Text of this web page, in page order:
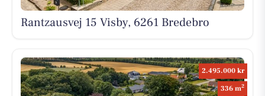
Rantzausvej 15 Visby, 6261 Bredebro
2.495.000 kr
336 m2